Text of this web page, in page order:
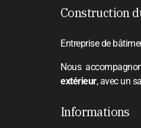
Construction
Entreprise de
Nous
extérieur, avec un
Informations